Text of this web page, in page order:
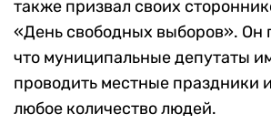
также призвал своих
«День свободных выборов». Он
что муниципальные депутаты
проводить местные праздники
любое количество людей.